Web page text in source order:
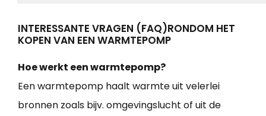
INTERESSANTE VRAGEN (FAQ)RONDOM HET
KOPEN VAN EEN WARMTEPOMP
Hoe werkt een warmtepomp?
Een warmtepomp haalt warmte uit velerlei
bronnen zoals bijv. omgevingslucht of uit de